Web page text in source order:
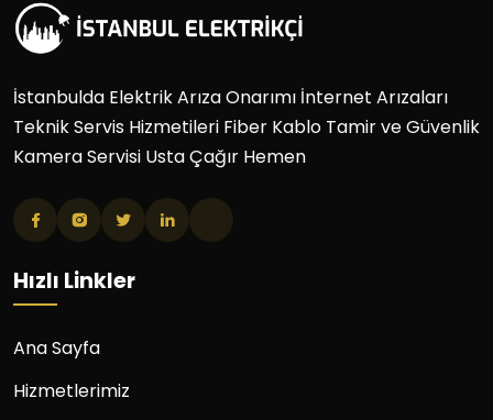
İstanbulda Elektrik Arıza Onarımı İnternet Arızaları
Teknik Servis Hizmetileri Fiber Kablo Tamir ve Güvenlik
Kamera Servisi Usta Çağır Hemen
Hızlı Linkler
Ana Sayfa
Hizmetlerimiz